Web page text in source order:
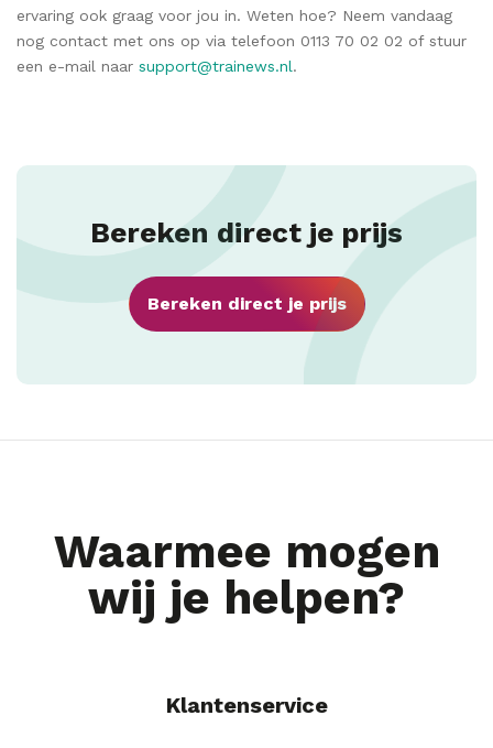
ervaring ook graag voor jou in. Weten hoe? Neem vandaag
nog contact met ons op via telefoon 0113 70 02 02 of stuur
een e-mail naar support@trainews.nl.
Bereken direct je prijs
Bereken direct je prijs
Waarmee mogen
wij je helpen?
Klantenservice